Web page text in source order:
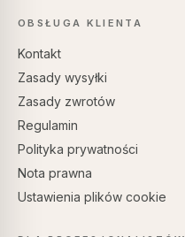
OBSŁUGA KLIENTA
Kontakt
Zasady wysyłki
Zasady zwrotów
Regulamin
Polityka prywatności
Nota prawna
Ustawienia plików cookie